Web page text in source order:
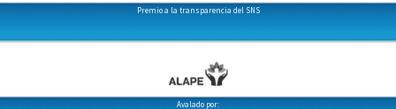
Premio a la transparencia del SNS
Avalado por: